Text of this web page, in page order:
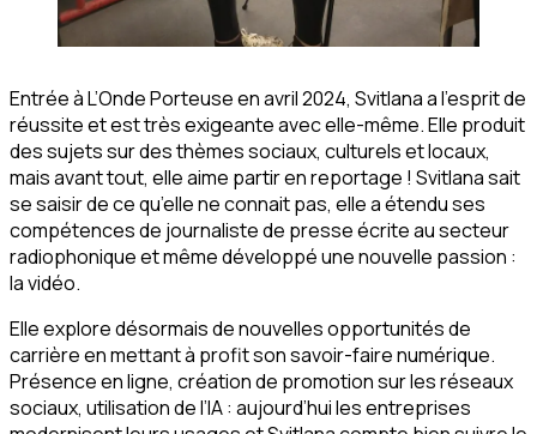
Entrée à L’Onde Porteuse en avril 2024, Svitlana a l’esprit de
réussite et est très exigeante avec elle-même. Elle produit
des sujets sur des thèmes sociaux, culturels et locaux,
mais avant tout, elle aime partir en reportage ! Svitlana sait
se saisir de ce qu’elle ne connait pas, elle a étendu ses
compétences de journaliste de presse écrite au secteur
radiophonique et même développé une nouvelle passion :
la vidéo.
Elle explore désormais de nouvelles opportunités de
carrière en mettant à profit son savoir-faire numérique.
Présence en ligne, création de promotion sur les réseaux
sociaux, utilisation de l’IA : aujourd’hui les entreprises